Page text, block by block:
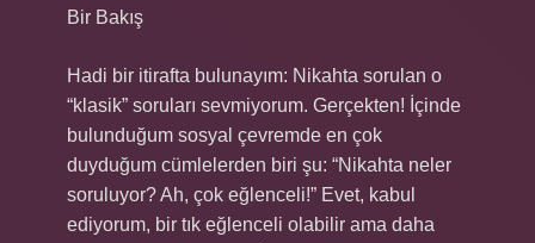
Bir Bakış
Hadi bir itirafta bulunayım: Nikahta sorulan o
“klasik” soruları sevmiyorum. Gerçekten! İçinde
bulunduğum sosyal çevremde en çok
duyduğum cümlelerden biri şu: “Nikahta neler
soruluyor? Ah, çok eğlenceli!” Evet, kabul
ediyorum, bir tık eğlenceli olabilir ama daha